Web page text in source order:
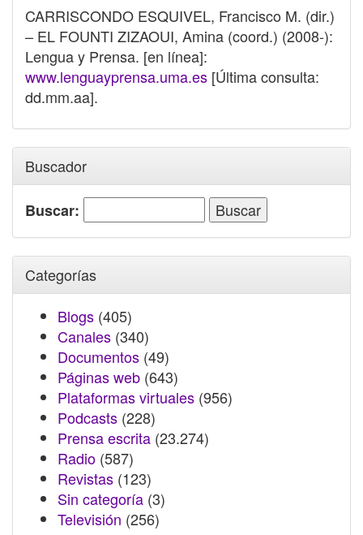
CARRISCONDO ESQUIVEL, Francisco M. (dir.)
– EL FOUNTI ZIZAOUI, Amina (coord.) (2008-):
Lengua y Prensa. [en línea]:
www.lenguayprensa.uma.es [Última consulta:
dd.mm.aa].
Buscador
Buscar:
Categorías
Blogs (405)
Canales (340)
Documentos (49)
Páginas web (643)
Plataformas virtuales (956)
Podcasts (228)
Prensa escrita (23.274)
Radio (587)
Revistas (123)
Sin categoría (3)
Televisión (256)